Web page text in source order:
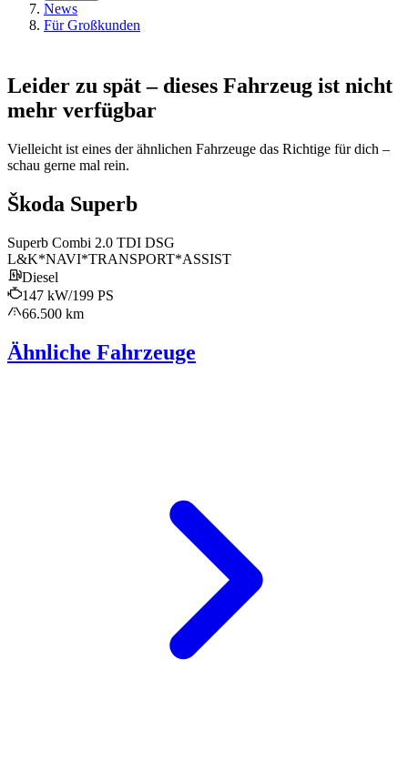
News
Für Großkunden
Leider zu spät – dieses Fahrzeug ist nicht
mehr verfügbar
Vielleicht ist eines der ähnlichen Fahrzeuge das Richtige für dich –
schau gerne mal rein.
Škoda Superb
Superb Combi 2.0 TDI DSG
L&K*NAVI*TRANSPORT*ASSIST
Diesel
147 kW/199 PS
66.500 km
Ähnliche Fahrzeuge